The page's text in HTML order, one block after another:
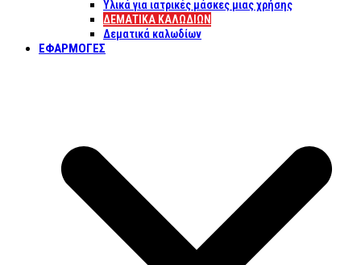
Υλικά για ιατρικές μάσκες μιας χρήσης
ΔΕΜΑΤΙΚΆ ΚΑΛΩΔΊΩΝ
Δεματικά καλωδίων
ΕΦΑΡΜΟΓΈΣ